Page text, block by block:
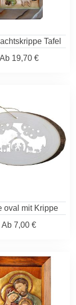
Tafel
Ab19,70 €
oval mit Krippe
Ab 7,00 €